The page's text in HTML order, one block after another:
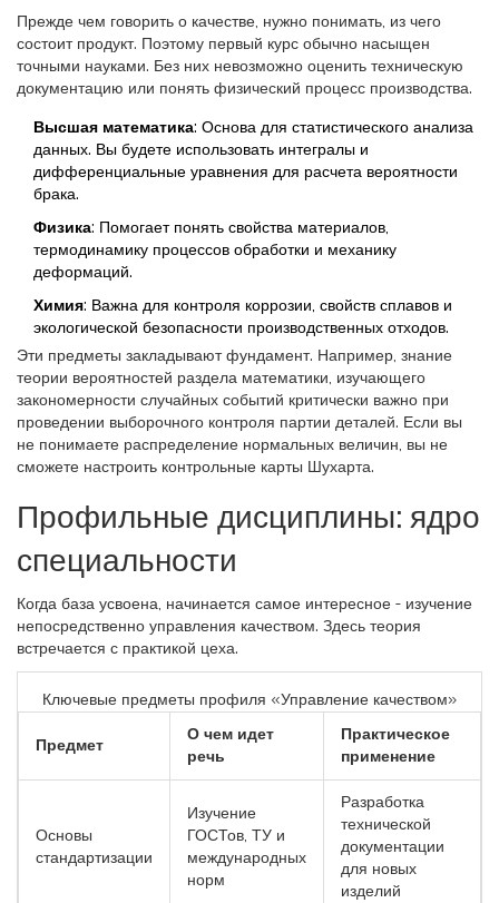
Прежде чем говорить о качестве, нужно понимать, из чего
состоит продукт. Поэтому первый курс обычно насыщен
точными науками. Без них невозможно оценить техническую
документацию или понять физический процесс производства.
Высшая математика: Основа для статистического анализа
данных. Вы будете использовать интегралы и
дифференциальные уравнения для расчета вероятности
брака.
Физика: Помогает понять свойства материалов,
термодинамику процессов обработки и механику
деформаций.
Химия: Важна для контроля коррозии, свойств сплавов и
экологической безопасности производственных отходов.
Эти предметы закладывают фундамент. Например, знание
теории вероятностей раздела математики, изучающего
закономерности случайных событий критически важно при
проведении выборочного контроля партии деталей. Если вы
не понимаете распределение нормальных величин, вы не
сможете настроить контрольные карты Шухарта.
Профильные дисциплины: ядро
специальности
Когда база усвоена, начинается самое интересное - изучение
непосредственно управления качеством. Здесь теория
встречается с практикой цеха.
Ключевые предметы профиля «Управление качеством»
Предмет
О чем идет
речь
Практическое
применение
Основы
стандартизации
Изучение
ГОСТов, ТУ и
международных
норм
Разработка
технической
документации
для новых
изделий